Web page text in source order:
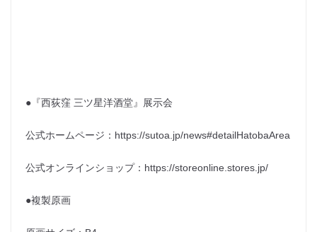
●『西荻窪 三ツ星洋酒堂』展示会
公式ホームページ：https://sutoa.jp/news#detailHatobaArea
公式オンラインショップ：https://storeonline.stores.jp/
●複製原画